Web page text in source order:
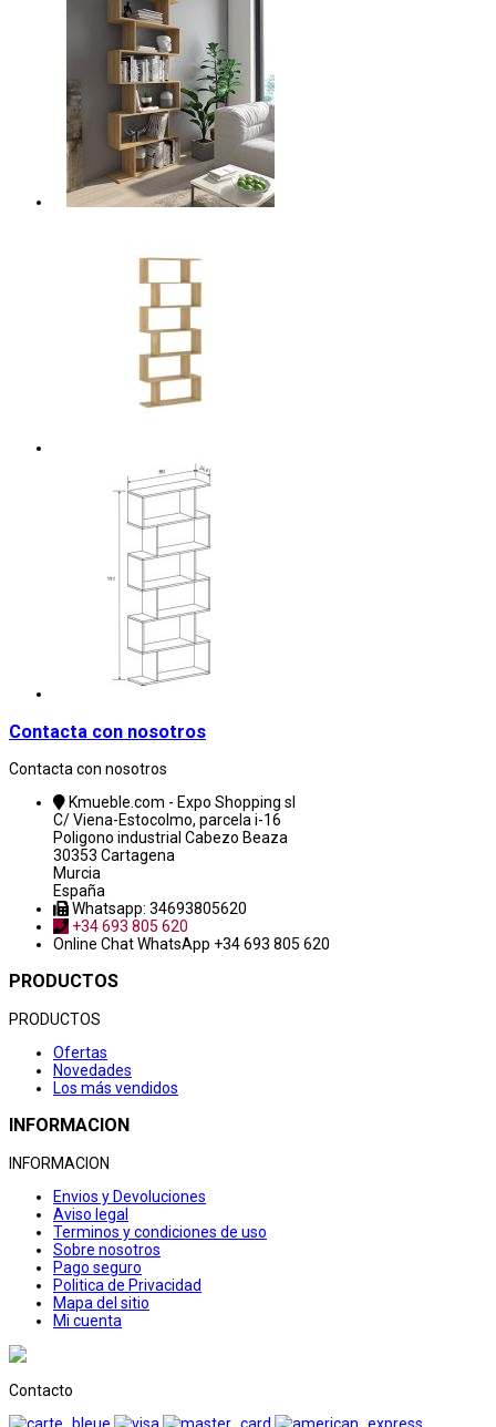
Contacta con nosotros
Contacta con nosotros
Kmueble.com - Expo Shopping sl
C/ Viena-Estocolmo, parcela i-16
Poligono industrial Cabezo Beaza
30353 Cartagena
Murcia
España
Whatsapp: 34693805620
+34 693 805 620
Online ChatWhatsApp +34 693 805 620
PRODUCTOS
PRODUCTOS
Ofertas
Novedades
Los más vendidos
INFORMACION
INFORMACION
Envios y Devoluciones
Aviso legal
Terminos y condiciones de uso
Sobre nosotros
Pago seguro
Politica de Privacidad
Mapa del sitio
Mi cuenta
Contacto